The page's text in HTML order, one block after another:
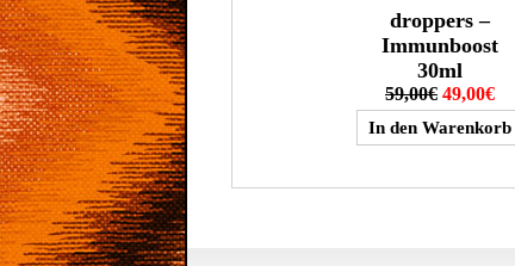
droppers –
Immunboost
30ml
59,00€ 49,00€